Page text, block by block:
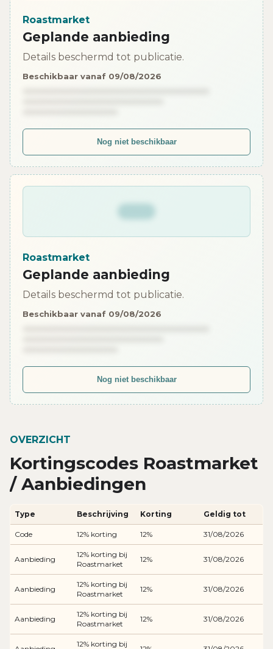
Roastmarket
Geplande aanbieding
Details beschermd tot publicatie.
Beschikbaar vanaf 09/08/2026
Nog niet beschikbaar
Roastmarket
Geplande aanbieding
Details beschermd tot publicatie.
Beschikbaar vanaf 09/08/2026
Nog niet beschikbaar
OVERZICHT
Kortingscodes Roastmarket
/ Aanbiedingen
Type Beschrijving Korting Geldig tot
Code 12% korting 12% 31/08/2026
Aanbieding
12% korting bij
Roastmarket
12% 31/08/2026
Aanbieding
12% korting bij
Roastmarket
12% 31/08/2026
Aanbieding
12% korting bij
Roastmarket
12% 31/08/2026
12% korting bij